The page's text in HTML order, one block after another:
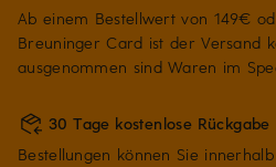
Ab einem Bestellwert von 149€
Breuninger Card ist der Versand
ausgenommen sind Waren im
30 Tage kostenlose Rückgabe
Bestellungen können Sie